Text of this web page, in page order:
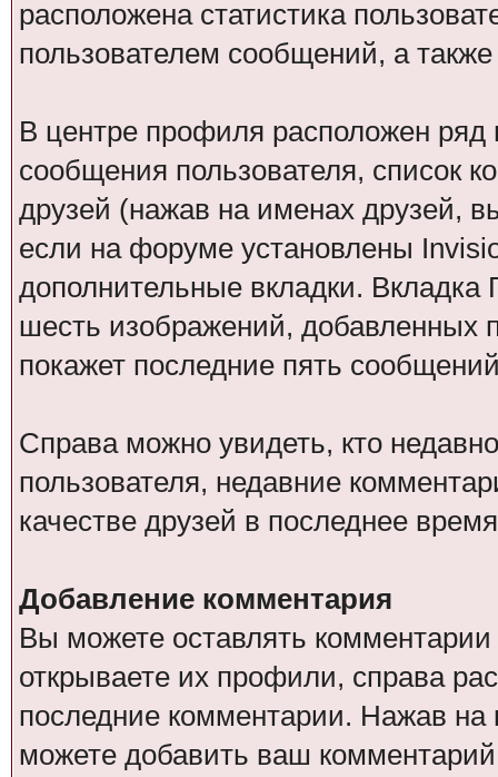
расположена статистика
пользователем сообщений, а
В центре профиля расположен
сообщения пользователя, список
друзей (нажав на именах друзей,
если на форуме установлены
дополнительные вкладки. Вкладка
шесть изображений, добавленных
покажет последние пять
Справа можно увидеть, кто
пользователя, недавние
качестве друзей в последнее
Добавление комментария
Вы можете оставлять комментарии
открываете их профили, справа
последние комментарии. Нажав
можете добавить ваш